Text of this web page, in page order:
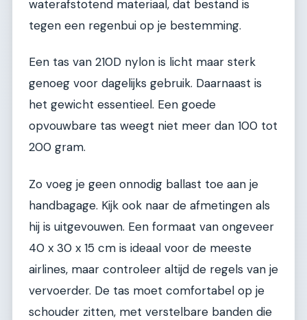
waterafstotend materiaal, dat bestand is
tegen een regenbui op je bestemming.
Een tas van 210D nylon is licht maar sterk
genoeg voor dagelijks gebruik. Daarnaast is
het gewicht essentieel. Een goede
opvouwbare tas weegt niet meer dan 100 tot
200 gram.
Zo voeg je geen onnodig ballast toe aan je
handbagage. Kijk ook naar de afmetingen als
hij is uitgevouwen. Een formaat van ongeveer
40 x 30 x 15 cm is ideaal voor de meeste
airlines, maar controleer altijd de regels van je
vervoerder. De tas moet comfortabel op je
schouder zitten, met verstelbare banden die